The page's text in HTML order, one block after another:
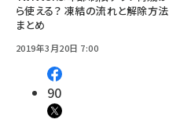
ら使える？ 凍結の流れと解除方法
まとめ
2019年3月20日 7:00
90